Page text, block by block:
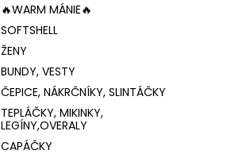
🔥WARM MÁNIE🔥
SOFTSHELL
ŽENY
BUNDY, VESTY
ČEPICE, NÁKRČNÍKY, SLINTÁČKY
TEPLÁČKY, MIKINKY,
LEGÍNY,OVERALY
CAPÁČKY